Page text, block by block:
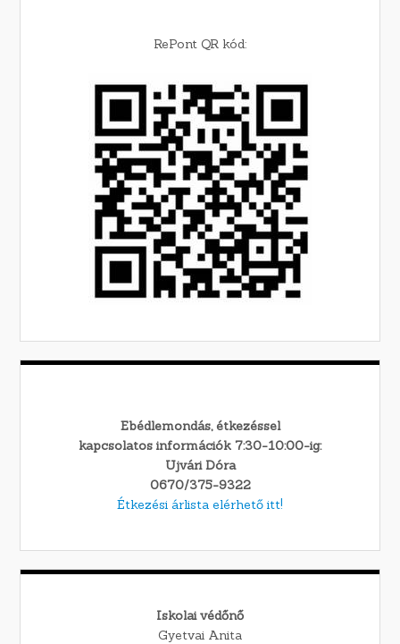
RePont QR kód:
Ebédlemondás, étkezéssel
kapcsolatos információk 7:30-10:00-ig:
Ujvári Dóra
0670/375-9322
Étkezési árlista elérhető itt!
Iskolai védőnő
Gyetvai Anita